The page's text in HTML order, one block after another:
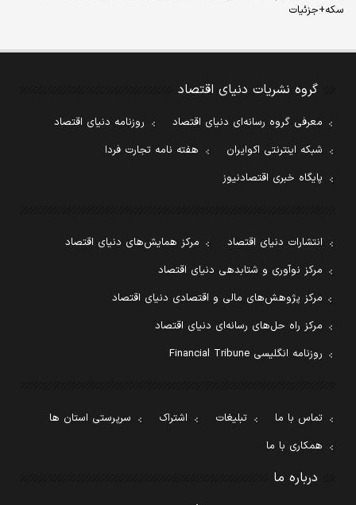
سکه+جزئیات
گروه نشریات دنیای اقتصاد
معرفی گروه رسانه‌ای دنیای اقتصاد
روزنامه دنیای اقتصاد
شبکه اینترنتی اکوایران
هفته نامه تجارت فردا
پایگاه خبری اقتصادنیوز
انتشارات دنیای اقتصاد
مرکز همایش‌های دنیای اقتصاد
مرکز نوآوری و شتابدهی دنیای اقتصاد
مرکز پژوهش‌های مالی و اقتصادی دنیای اقتصاد
مرکز راه حل‌های رسانه‌ای دنیای اقتصاد
روزنامه انگلیسی Financial Tribune
تماس با ما تبلیغات اشتراک
سرپرستی استان ها
همکاری با ما
درباره ما